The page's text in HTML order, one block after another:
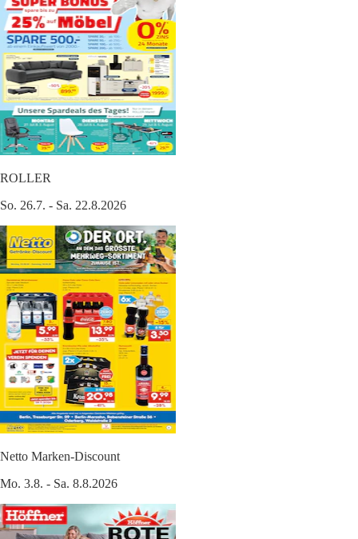
ROLLER
So. 26.7. - Sa. 22.8.2026
Netto Marken-Discount
Mo. 3.8. - Sa. 8.8.2026